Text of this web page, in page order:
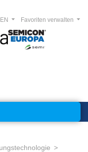
Favoriten verwalten
EN